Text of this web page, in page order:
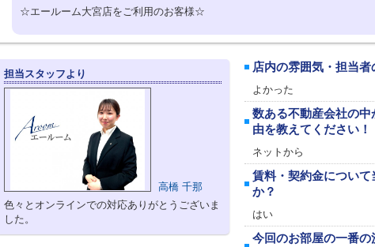
☆エールーム大宮店をご利用のお客様☆
担当スタッフより
高橋 千那
色々とオンラインでの対応ありがとうございま
した。
店内の雰囲気・担当
よかった
数ある不動産会社の
由を教えてください！
ネットから
賃料・契約金につい
か？
はい
今回のお部屋の一番